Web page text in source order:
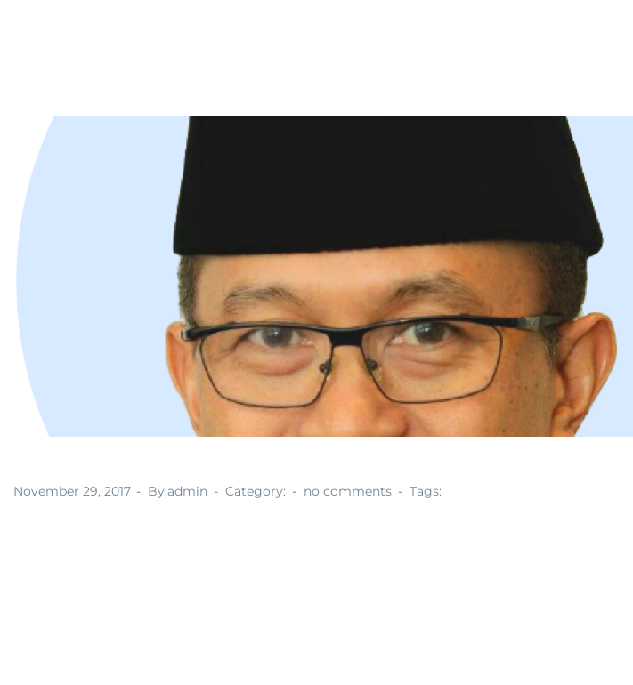
November 29, 2017 By:admin Category: no comments Tags: